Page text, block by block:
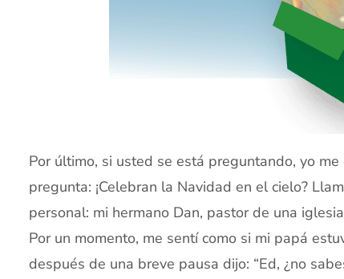
Por último, si usted se está preguntando, yo
pregunta: ¡Celebran la Navidad en el cielo?
personal: mi hermano Dan, pastor de una
Por un momento, me sentí como si mi papá
después de una breve pausa dijo: “Ed, ¿no